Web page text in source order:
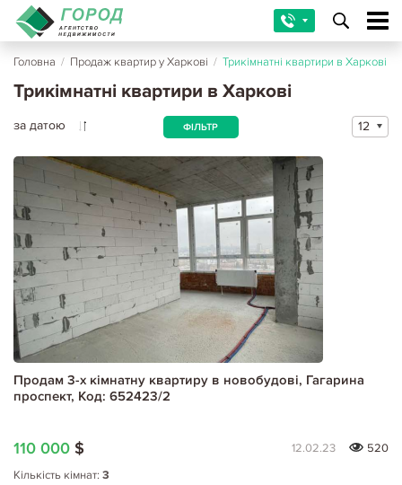
Головна / Продаж квартир у Харкові / Трикімнатні квартири в Харкові
Трикімнатні квартири в Харкові
за датою ФІЛЬТР 12
Продам 3-х кімнатну квартиру в новобудові, Гагарина
проспект, Код: 652423/2
110 000 $ 12.02.23
520
Кількість кімнат: 3